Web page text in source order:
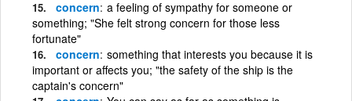
concern a feeling of sympathy for someone or
something; "She felt strong concern for those less
fortunate"
concern something that interests you because it is
important or affects you; "the safety of the ship is the
captain's concern"